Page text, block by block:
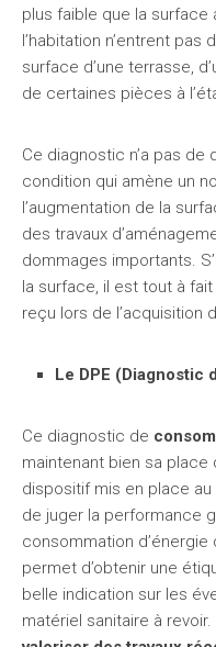
plus faible que la
l’habitation n’entrent pas
surface d’une terrasse,
de certaines pièces à
Ce diagnostic n’a pas
condition qui amène un
l’augmentation de la
des travaux
dommages importants.
la surface, il est tout à
reçu lors de l’acquisition
Le DPE (Diagnostic
Ce diagnostic de
maintenant bien sa place
dispositif mis en place
de juger la performance
consommation
permet d’obtenir une
belle indication sur les
matériel sanitaire à